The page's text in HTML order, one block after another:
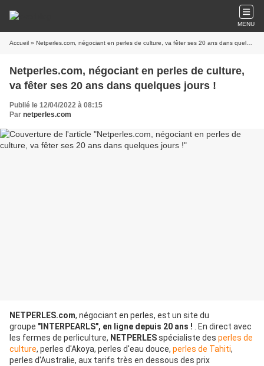
MENU
Accueil » Netperles.com, négociant en perles de culture, va fêter ses 20 ans dans quelques jours !
Netperles.com, négociant en perles de culture,
va fêter ses 20 ans dans quelques jours !
Publié le 12/04/2022 à 08:15
Par netperles.com
NETPERLES.com, négociant en perles, est un site du
groupe "INTERPEARLS", en ligne depuis 20 ans !
. En direct avec
les fermes de perliculture, NETPERLESspécialiste des perles de
culture, perles d'Akoya, perles d'eau douce, perles de Tahiti,
perles d'Australie, aux tarifs très en dessous des prix